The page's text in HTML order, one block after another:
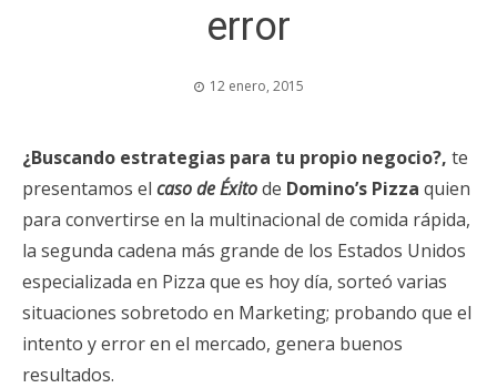
error
12 enero, 2015
¿Buscando estrategias para tu propio negocio?, te
presentamos el caso de Éxitode Domino’s Pizza quien
para convertirse en la multinacional de comida rápida,
la segunda cadena más grande de los Estados Unidos
especializada en Pizza que es hoy día, sorteó varias
situaciones sobretodo en Marketing; probando que el
intento y error en el mercado, genera buenos
resultados.